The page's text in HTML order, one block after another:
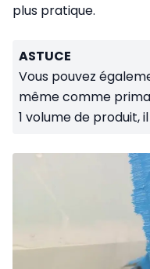
plus pratique.
ASTUCE
Vous pouvez
même comme
1 volume de produit,